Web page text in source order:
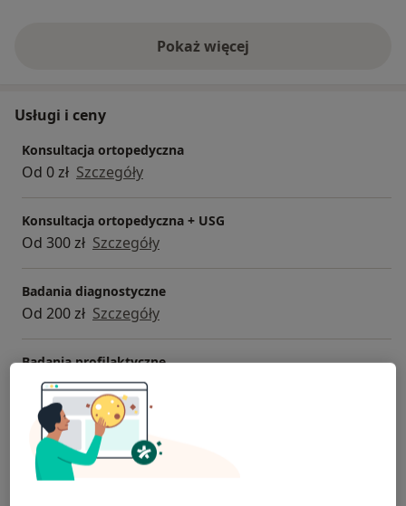
Pokaż więcejo doświadczeniu
Usługi i ceny
Konsultacja ortopedyczna
Od 0 zł Szczegóły
Konsultacja ortopedyczna + USG
Od 300 zł Szczegóły
Badania diagnostyczne
Od 200 zł Szczegóły
Badania profilaktyczne
Od 200 zł Szczegóły
Badania przedoperacyjne
Od 200 zł Szczegóły